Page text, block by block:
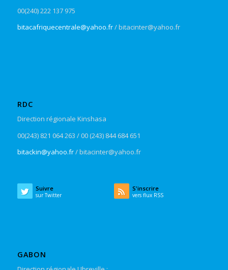
00(240) 222 137 975
bitacafriquecentrale@yahoo.fr/ bitacinter@yahoo.fr
RDC
Direction régionale Kinshasa
00(243) 821 064 263 / 00 (243) 844 684 651
bitackin@yahoo.fr/ bitacinter@yahoo.fr
Suivre
sur Twitter
S'inscrire
vers flux RSS
GABON